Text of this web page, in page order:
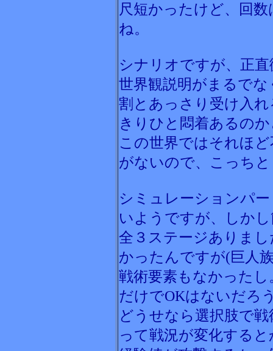
尺短かったけど、回
ね。
シナリオですが、正
世界観説明がまるで
割とあっさり受け入
きりひと悶着あるの
この世界ではそれほ
がないので、こっち
シミュレーションパ
いようですが、しか
全３ステージありま
かったんですが(巨人
戦術要素もなかった
だけでOKはないだろ
どうせなら選択肢で
って戦況が変化する